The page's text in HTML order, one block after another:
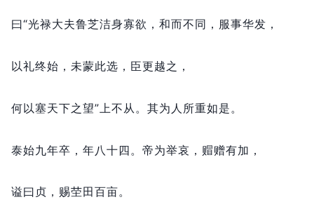
曰“光禄大夫鲁芝洁身寡欲， 和而不同， 服事华发，
以礼终始， 未蒙此选， 臣更越之，
何以塞天下之望”上不从。 其为人所重如是。
泰始九年卒， 年八十四。 帝为举哀， 赗赠有加，
谥曰贞， 赐茔田百亩。